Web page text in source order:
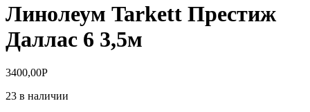
Линолеум Tarkett Престиж
Даллас 6 3,5м
3400,00Р
23 в наличии